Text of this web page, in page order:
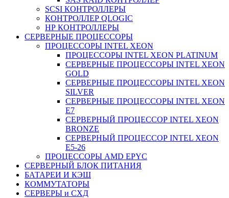
SCSI КОНТРОЛЛЕРЫ
КОНТРОЛЛЕР QLOGIC
НР КОНТРОЛЛЕРЫ
СЕРВЕРНЫЕ ПРОЦЕССОРЫ
ПРОЦЕССОРЫ INTEL XEON
ПРОЦЕССОРЫ INTEL XEON PLATINUM
СЕРВЕРНЫЕ ПРОЦЕССОРЫ INTEL XEON
GOLD
СЕРВЕРНЫЕ ПРОЦЕССОРЫ INTEL XEON
SILVER
СЕРВЕРНЫЕ ПРОЦЕССОРЫ INTEL XEON
Е7
СЕРВЕРНЫЙ ПРОЦЕССОР INTEL XEON
BRONZE
СЕРВЕРНЫЙ ПРОЦЕССОР INTEL XEON
Е5-26
ПРОЦЕССОРЫ AMD EPYC
СЕРВЕРНЫЙ БЛОК ПИТАНИЯ
БАТАРЕИ И КЭШ
КОММУТАТОРЫ
СЕРВЕРЫ и СХД